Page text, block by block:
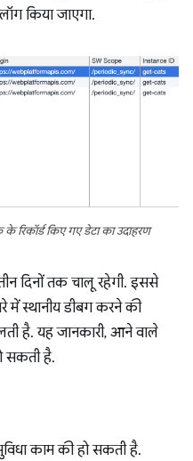
किया जाएगा.
रिकॉर्ड किए गए डेटा का उदाहरण
दिनों तक चालू रहेगी. इससे
में स्थानीय डीबग करने की
है. यह जानकारी, आने वाले
सकती है.
काम की हो सकती है.